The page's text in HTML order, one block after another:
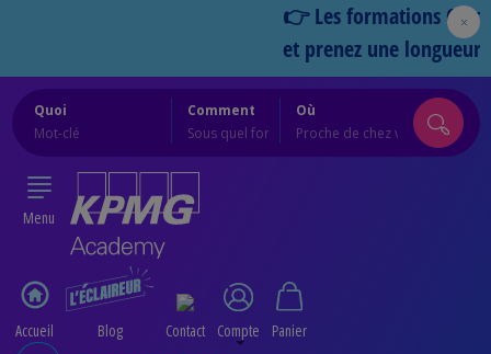
👉 Les formations Cercles
et prenez une longueur
Quoi Comment Où
Menu
Accueil Blog Contact Compte
Panier